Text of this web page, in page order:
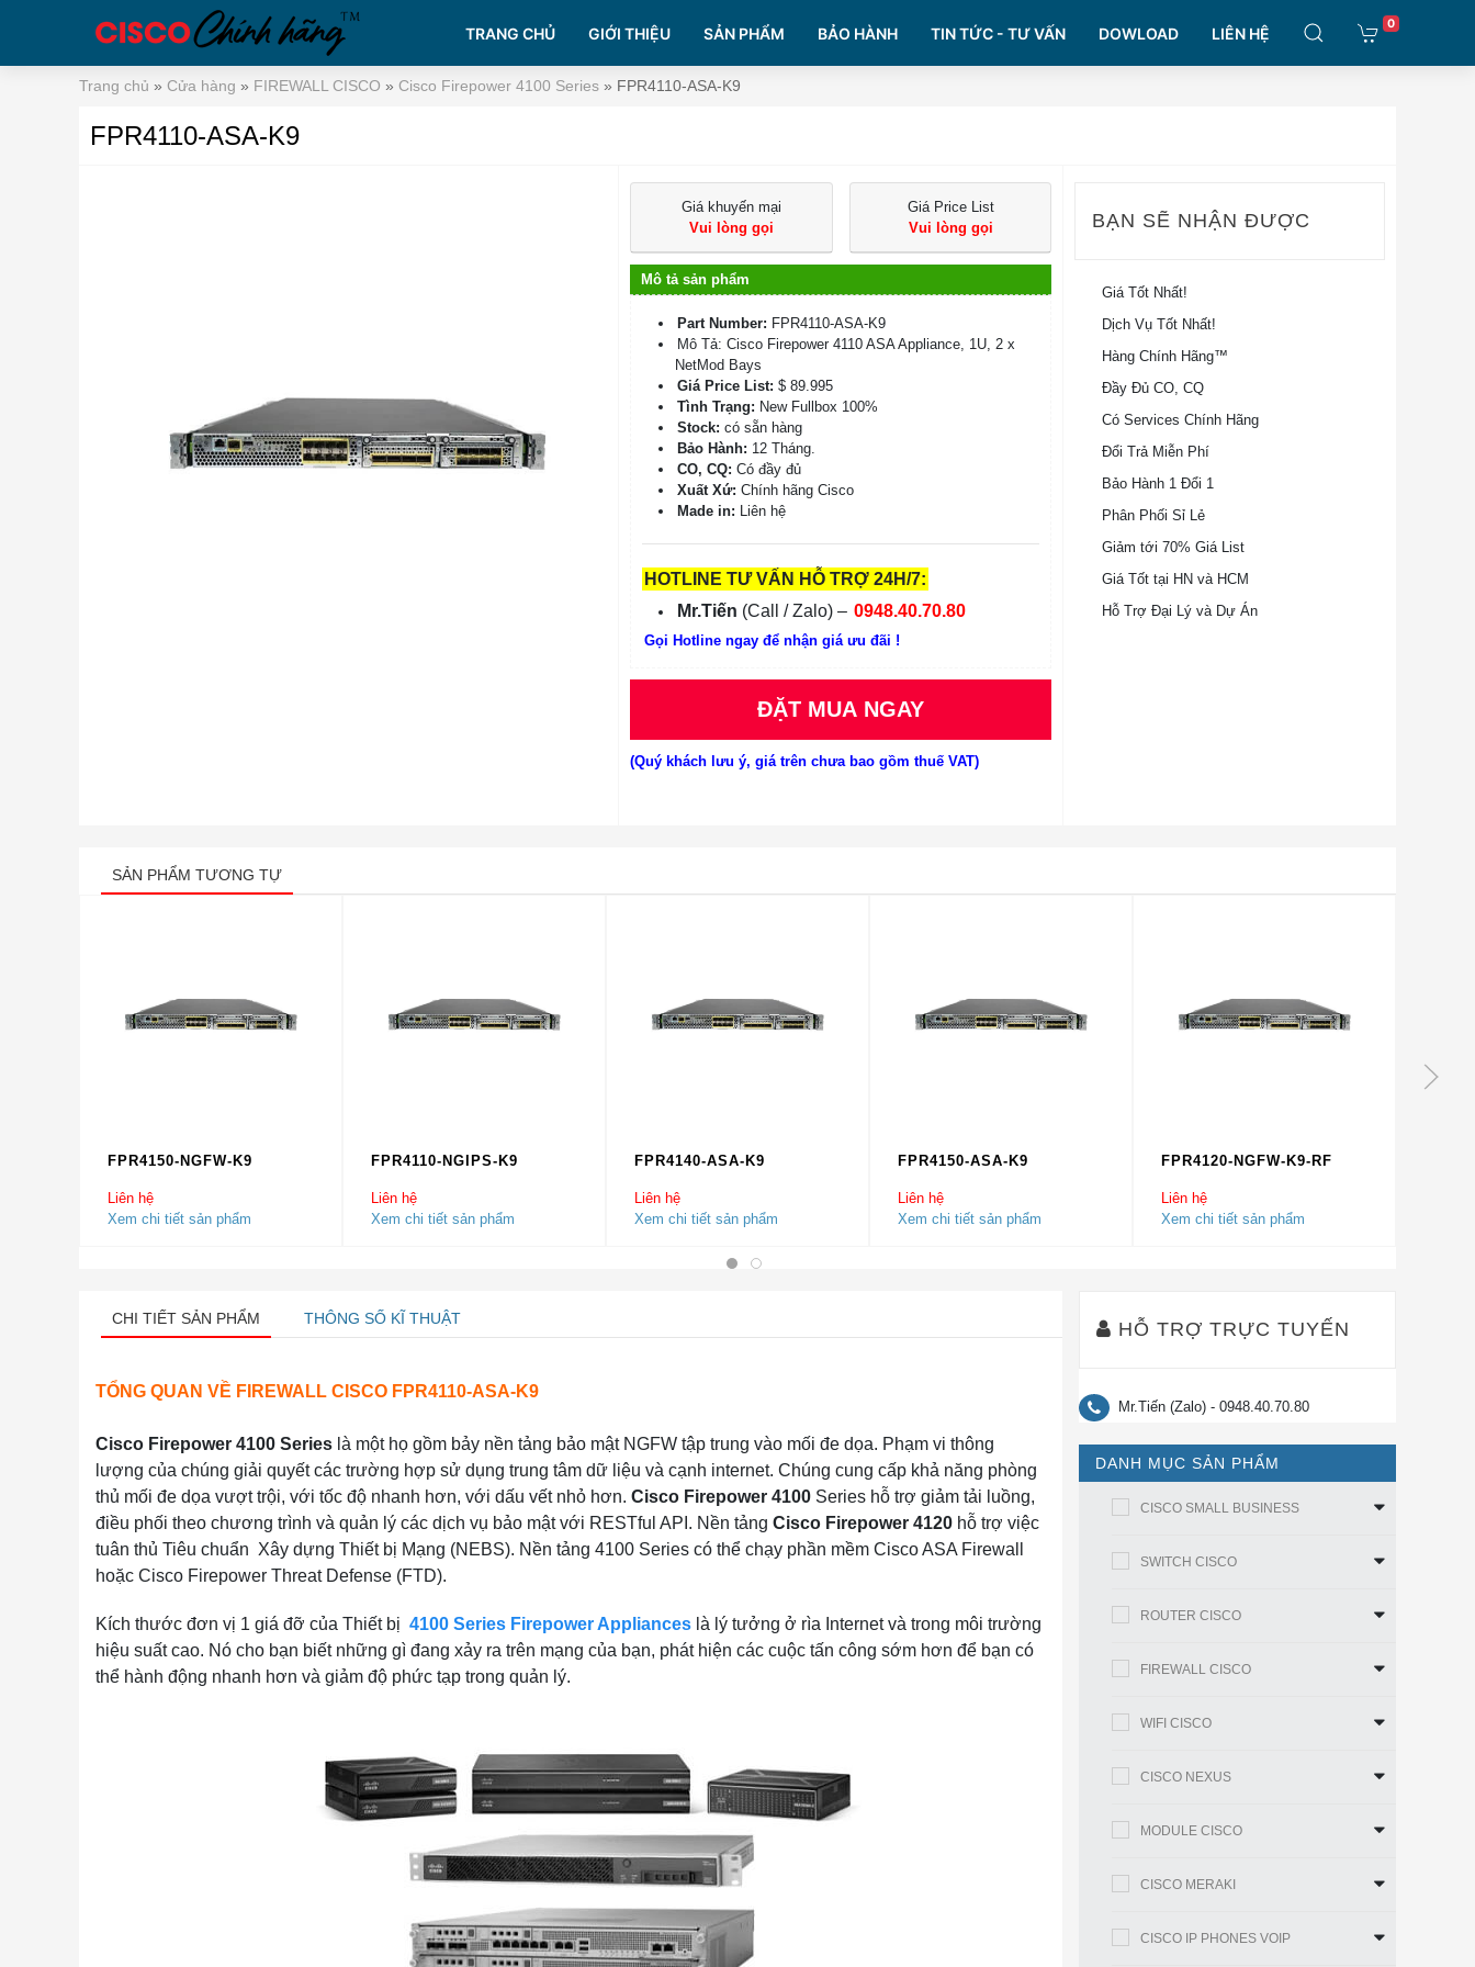
TRANG CHỦ GIỚI THIỆU SẢN PHẨM BẢO HÀNH TIN TỨC - TƯ VẤN DOWLOAD LIÊN HỆ
0
Trang chủ » Cửa hàng » FIREWALL CISCO » Cisco Firepower 4100 Series » FPR4110-ASA-K9
FPR4110-ASA-K9
Giá khuyến mại
Vui lòng gọi
Giá Price List
Vui lòng gọi
Mô tả sản phẩm
Part Number: FPR4110-ASA-K9
Mô Tả: Cisco Firepower 4110 ASA Appliance, 1U, 2 x
NetMod Bays
Giá Price List: $ 89.995
Tình Trạng: New Fullbox 100%
Stock: có sẵn hàng
Bảo Hành: 12 Tháng.
CO, CQ:Có đầy đủ
Xuất Xứ: Chính hãng Cisco
Made in: Liên hệ
HOTLINE TƯ VẤN HỖ TRỢ 24H/7:
Mr.Tiến (Call / Zalo) – 0948.40.70.80
Gọi Hotline ngay để nhận giá ưu đãi !
ĐẶT MUA NGAY
(Quý khách lưu ý, giá trên chưa bao gồm thuế VAT)
BẠN SẼ NHẬN ĐƯỢC
Giá Tốt Nhất!
Dịch Vụ Tốt Nhất!
Hàng Chính Hãng™
Đầy Đủ CO, CQ
Có Services Chính Hãng
Đổi Trả Miễn Phí
Bảo Hành 1 Đổi 1
Phân Phối Sỉ Lẻ
Giảm tới 70% Giá List
Giá Tốt tại HN và HCM
Hỗ Trợ Đại Lý và Dự Án
SẢN PHẨM TƯƠNG TỰ
FPR4150-NGFW-K9
Liên hệ
Xem chi tiết sản phẩm
FPR4110-NGIPS-K9
Liên hệ
Xem chi tiết sản phẩm
FPR4140-ASA-K9
Liên hệ
Xem chi tiết sản phẩm
FPR4150-ASA-K9
Liên hệ
Xem chi tiết sản phẩm
FPR4120-NGFW-K9-RF
Liên hệ
Xem chi tiết sản phẩm
CHI TIẾT SẢN PHẨM THÔNG SỐ KĨ THUẬT
TỔNG QUAN VỀ FIREWALL CISCO FPR4110-ASA-K9
Cisco Firepower 4100 Series là một họ gồm bảy nền tảng bảo mật NGFW tập trung vào mối đe dọa. Phạm vi thông
lượng của chúng giải quyết các trường hợp sử dụng trung tâm dữ liệu và cạnh internet. Chúng cung cấp khả năng phòng
thủ mối đe dọa vượt trội, với tốc độ nhanh hơn, với dấu vết nhỏ hơn. Cisco Firepower 4100 Series hỗ trợ giảm tải luồng,
điều phối theo chương trình và quản lý các dịch vụ bảo mật với RESTful API. Nền tảng Cisco Firepower 4120 hỗ trợ việc
tuân thủ Tiêu chuẩn Xây dựng Thiết bị Mạng (NEBS). Nền tảng 4100 Series có thể chạy phần mềm Cisco ASA Firewall
hoặc Cisco Firepower Threat Defense (FTD).
Kích thước đơn vị 1 giá đỡ của Thiết bị 4100 Series Firepower Appliances là lý tưởng ở rìa Internet và trong môi trường
hiệu suất cao. Nó cho bạn biết những gì đang xảy ra trên mạng của bạn, phát hiện các cuộc tấn công sớm hơn để bạn có
thể hành động nhanh hơn và giảm độ phức tạp trong quản lý.
HỖ TRỢ TRỰC TUYẾN
Mr.Tiến (Zalo) - 0948.40.70.80
DANH MỤC SẢN PHẨM
CISCO SMALL BUSINESS
SWITCH CISCO
ROUTER CISCO
FIREWALL CISCO
WIFI CISCO
CISCO NEXUS
MODULE CISCO
CISCO MERAKI
CISCO IP PHONES VOIP